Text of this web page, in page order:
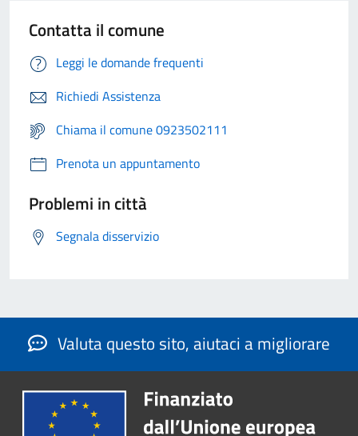
Contatta il comune
Leggi le domande frequenti
Richiedi Assistenza
Chiama il comune 0923502111
Prenota un appuntamento
Problemi in città
Segnala disservizio
Valuta questo sito, aiutaci a migliorare